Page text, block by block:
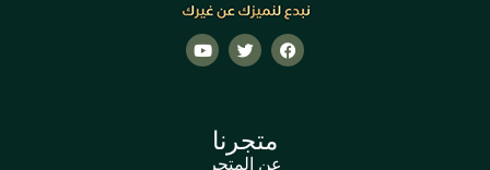
متجرنا
عن المتجر